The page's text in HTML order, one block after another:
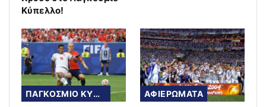
Κύπελλο!
ΠΑΓΚΟΣΜΙΟ ΚΥΠΕΛΛΟ ΑΦΙΕΡΩΜΑΤΑ